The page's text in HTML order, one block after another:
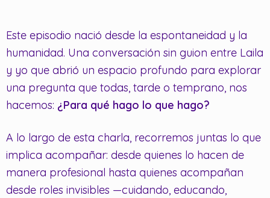
Este episodio nació desde la espontaneidad y la
humanidad. Una conversación sin guion entre Laila
y yo que abrió un espacio profundo para explorar
una pregunta que todas, tarde o temprano, nos
hacemos: ¿Para qué hago lo que hago?
A lo largo de esta charla, recorremos juntas lo que
implica acompañar: desde quienes lo hacen de
manera profesional hasta quienes acompañan
desde roles invisibles —cuidando, educando,